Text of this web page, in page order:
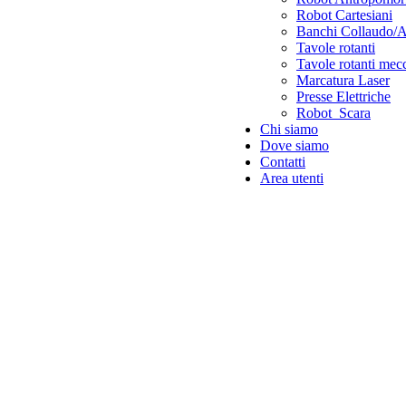
Robot Cartesiani
Banchi Collaudo/
Tavole rotanti
Tavole rotanti
Marcatura Laser
Presse Elettriche
Robot Scara
Chi siamo
Dove siamo
Contatti
Area utenti